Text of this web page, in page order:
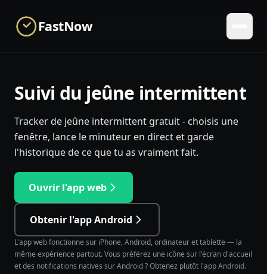
FastNow
Suivi du jeûne intermittent
Tracker de jeûne intermittent gratuit - choisis une
fenêtre, lance le minuteur en direct et garde
l'historique de ce que tu as vraiment fait.
Ouvrir l'app web
Obtenir l'app Android
L'app web fonctionne sur iPhone, Android, ordinateur et tablette — la
même expérience partout. Vous préférez une icône sur l'écran d'accueil
et des notifications natives sur Android ? Obtenez plutôt l'app Android.